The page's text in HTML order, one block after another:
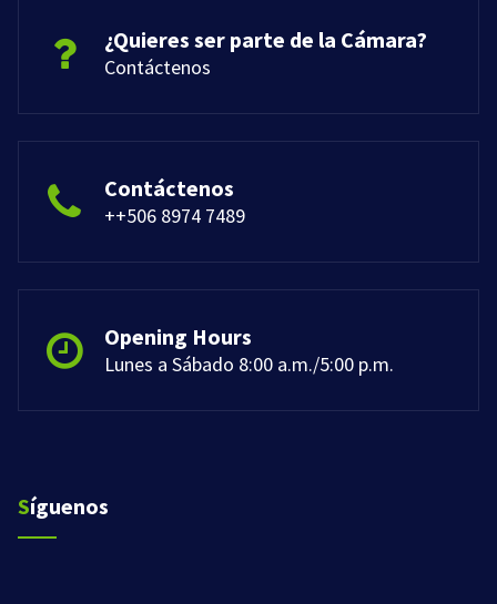
¿Quieres ser parte de la Cámara?
Contáctenos
Contáctenos
++506 8974 7489
Opening Hours
Lunes a Sábado 8:00 a.m./5:00 p.m.
Síguenos